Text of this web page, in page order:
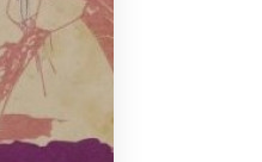
+370 667 80 541